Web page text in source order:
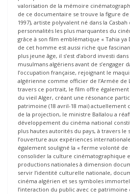
valorisation de la mémoire
de ce documentaire se trouve la figure de
1997), artiste polyvalent né dans la Casbah
personnalités les plus marquantes du
grâce à son film emblématique « Tahia ya
de cet homme est aussi riche que
plus jeune âge, il s’est d’abord investi
musulmans algériens avant de s’engager
l’occupation française, rejoignant le
algérienne comme officier de l’Armée de
travers ce portrait, le film offre
du vieil Alger, créant une résonance
patrimoine (18 avril-18 mai) actuellement
de la projection, le ministre Ballalou a
développement du cinéma national
plus hautes autorités du pays, à travers
l’ouverture aux expériences
également souligné la « ferme volonté
consolider la culture cinématographique
productions nationales à dimension
servir l’identité culturelle nationale,
cinéma algérien et ses symboles
l’interaction du public avec ce patrimoine